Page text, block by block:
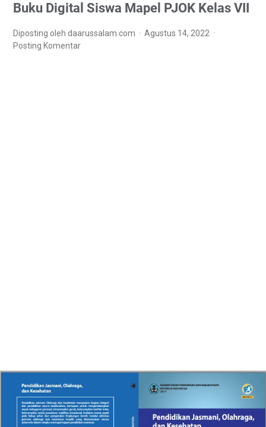
Buku Digital Siswa Mapel PJOK Kelas VII
Diposting oleh daarussalam.com
Agustus 14, 2022
Posting Komentar